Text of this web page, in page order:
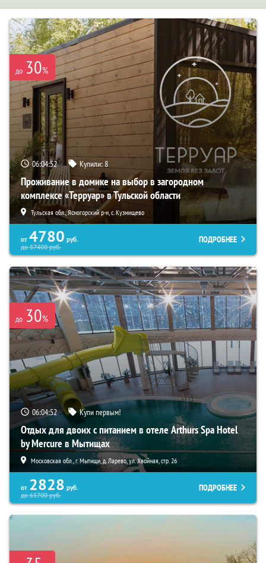
до 30%
06:04:50 Купили:8
Проживание в домике на выбор в загородном
комплексе «Терруар» в Тульской области
Тульская обл., Ясногорский р-н, с. Кузмищево
от 4780 руб.
до57400руб.
ПОДРОБНЕЕ
до 30%
06:04:50 Купи первым!
Отдых для двоих с питанием в отеле Arthurs Spa Hotel
by Mercure в Мытищах
Московская обл., г. Мытищи, д. Ларево, ул. Хвойная, стр. 26
от 2828 руб.
до65700руб.
ПОДРОБНЕЕ